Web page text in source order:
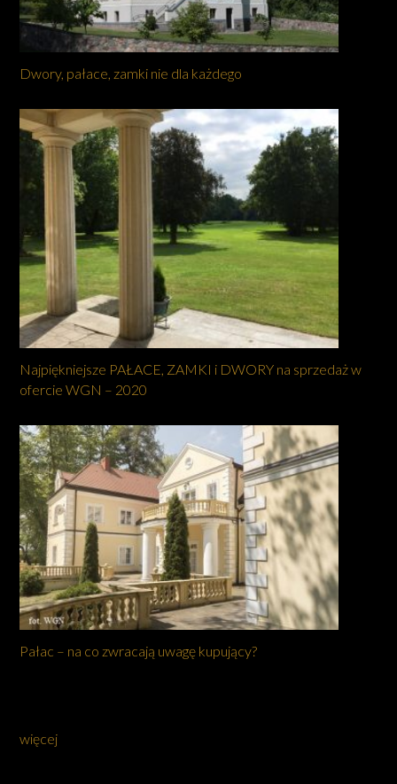
Dwory, pałace, zamki nie dla każdego
Najpiękniejsze PAŁACE, ZAMKI i DWORY na sprzedaż w
ofercie WGN – 2020
Pałac – na co zwracają uwagę kupujący?
więcej